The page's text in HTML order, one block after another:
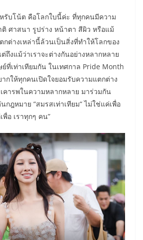
รับโน้ต คือโลกใบนี้ค่ะ ที่ทุกคนมีความ
ติ ศาสนา รูปร่าง หน้าตา สีผิว หรือแม้
กต่างเหล่านี้ล้วนเป็นสิ่งที่ทำให้โลกของ
ถึงแม้ว่าเราจะต่างกันอย่างหลากหลาย
ย์ที่เท่าเทียมกัน ในเทศกาล Pride Month
กให้ทุกคนเปิดใจยอมรับความแตกต่าง
คารพในความหลากหลาย มาร่วมกัน
กฎหมาย “สมรสเท่าเทียม“ ไม่ใช่แค่เพื่อ
อ เราทุกๆ คน”